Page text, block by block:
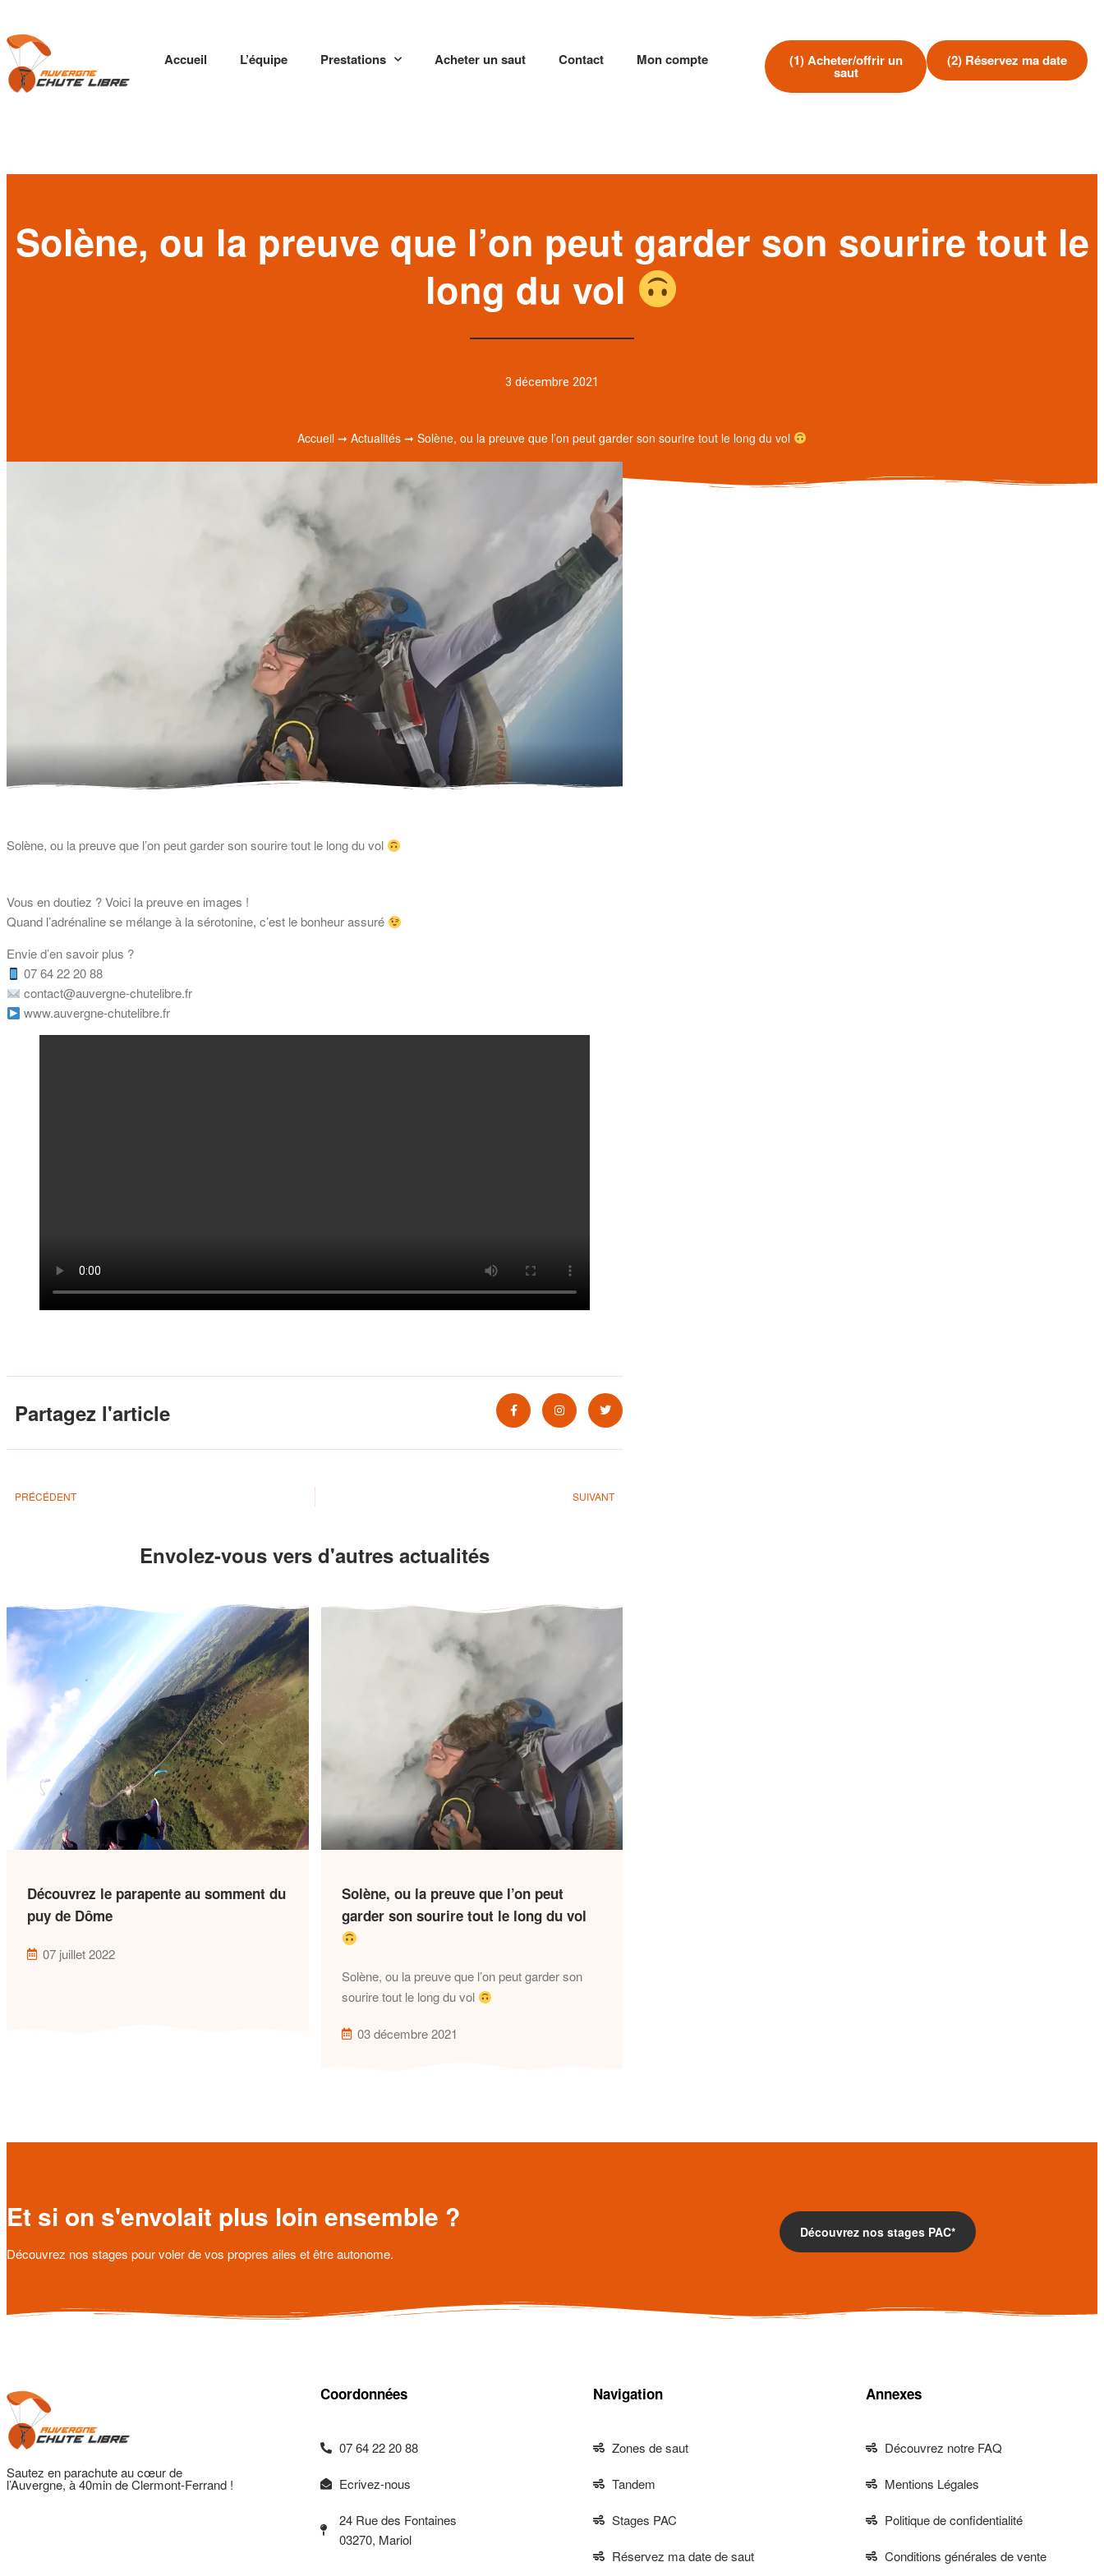
Accueil L’équipe Prestations Acheter un saut Contact Mon compte (1) Acheter/offrir un
saut
(2) Réservez ma date
Solène, ou la preuve que l’on peut garder son sourire tout le
long du vol
3 décembre 2021
Accueil ➞Actualités ➞Solène, ou la preuve que l’on peut garder son sourire tout le long du vol
Solène, ou la preuve que l’on peut garder son sourire tout le long du vol
Vous en doutiez ? Voici la preuve en images !
Quand l’adrénaline se mélange à la sérotonine, c’est le bonheur assuré
Envie d’en savoir plus ?
07 64 22 20 88
contact@auvergne-chutelibre.fr
www.auvergne-chutelibre.fr
Partagez l'article
PRÉCÉDENT SUIVANT
Envolez-vous vers d'autres actualités
Découvrez le parapente au somment du
puy de Dôme
07 juillet 2022
Solène, ou la preuve que l’on peut
garder son sourire tout le long du vol
Solène, ou la preuve que l’on peut garder son
sourire tout le long du vol
03 décembre 2021
Et si on s'envolait plus loin ensemble ?
Découvrez nos stages pour voler de vos propres ailes et être autonome.
Découvrez nos stages PAC*
Sautez en parachute au cœur de
l’Auvergne, à 40min de Clermont-Ferrand !
Coordonnées
07 64 22 20 88
Ecrivez-nous
24 Rue des Fontaines
03270, Mariol
Navigation
Zones de saut
Tandem
Stages PAC
Réservez ma date de saut
Annexes
Découvrez notre FAQ
Mentions Légales
Politique de confidentialité
Conditions générales de vente